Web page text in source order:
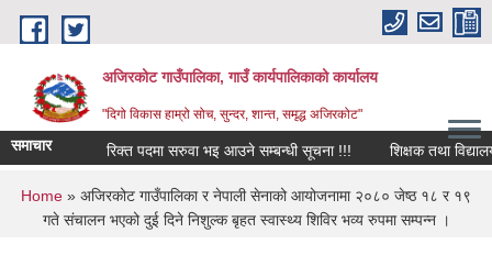
Skip to main content
अजिरकोट गाउँपालिका, गाउँ कार्यपालिकाको कार्यालय
"दिगो विकास हाम्रो सोच, सुन्दर, शान्त, समृद्ध अजिरकोट"
समाचार रिक्त पदमा सरुवा भइ आउने सम्बन्धी सूचना !!! शिक्षक तथा विद्यालय
You are here
Home » अजिरकोट गाउँपालिका र नेपाली सेनाको आयोजनामा २०८० जेष्ठ १८ र १९
गते संचालन भएको दुई दिने निशुल्क बृहत स्वास्थ्य शिविर भव्य रुपमा सम्पन्न ।